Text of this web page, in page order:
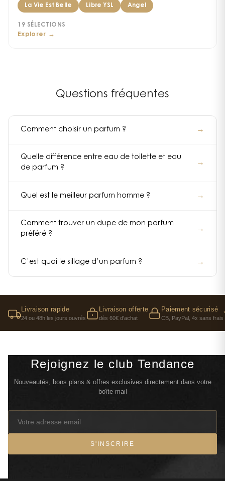
La Vie Est Belle Libre YSL Angel
19 SÉLECTIONS
Explorer →
Questions fréquentes
Comment choisir un parfum ? →
Quelle différence entre eau de toilette et eau
de parfum ?
→
Quel est le meilleur parfum homme ? →
Comment trouver un dupe de mon parfum
préféré ?
→
C’est quoi le sillage d’un parfum ? →
Livraison rapide
24 ou 48h les jours ouvrés
Livraison offerte
dès 60€ d'achat
Paiement sécurisé
CB, PayPal, 4x sans frais
Rejoignez le club Tendance
Nouveautés, bons plans & offres exclusives directement dans votre
boîte mail
S'INSCRIRE